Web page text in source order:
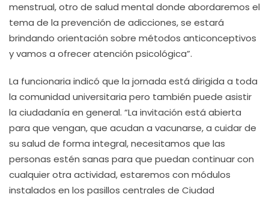
menstrual, otro de salud mental donde abordaremos el
tema de la prevención de adicciones, se estará
brindando orientación sobre métodos anticonceptivos
y vamos a ofrecer atención psicológica”.
La funcionaria indicó que la jornada está dirigida a toda
la comunidad universitaria pero también puede asistir
la ciudadanía en general. “La invitación está abierta
para que vengan, que acudan a vacunarse, a cuidar de
su salud de forma integral, necesitamos que las
personas estén sanas para que puedan continuar con
cualquier otra actividad, estaremos con módulos
instalados en los pasillos centrales de Ciudad